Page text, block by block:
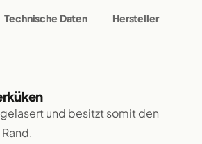
Technische Daten Hersteller
und besitzt somit den